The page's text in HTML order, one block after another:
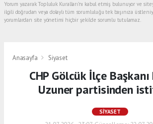
Yorum yazarak Topluluk Kuralları’nı kabul etmiş bulunuyor ve
ilgili doğrudan veya dolaylı tüm sorumluluğu tek başınıza
yorumlardan site yönetimi hiçbir şekilde sorumlu tutulamaz.
Anasayfa Siyaset
CHP Gölcük İlçe
Uzuner partisinden
SIYASET